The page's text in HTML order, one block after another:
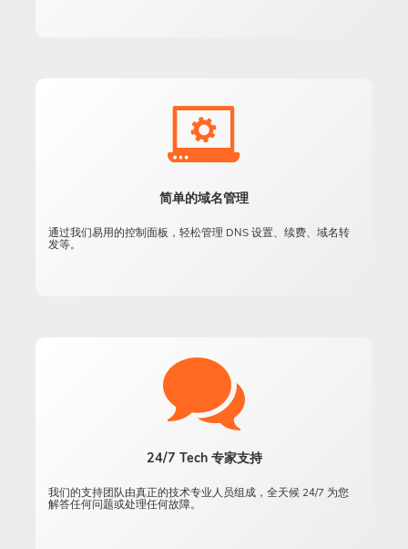
简单的域名管理
通过我们易用的控制面板，轻松管理 DNS 设置、续费、域名转
发等。
24/7 Tech 专家支持
我们的支持团队由真正的技术专业人员组成，全天候 24/7 为您
解答任何问题或处理任何故障。